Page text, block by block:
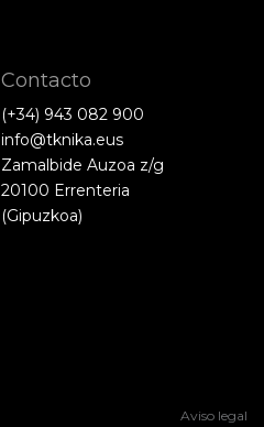
Contacto
(+34) 943 082 900
info@tknika.eus
Zamalbide Auzoa z/g
20100 Errenteria
(Gipuzkoa)
Aviso legal